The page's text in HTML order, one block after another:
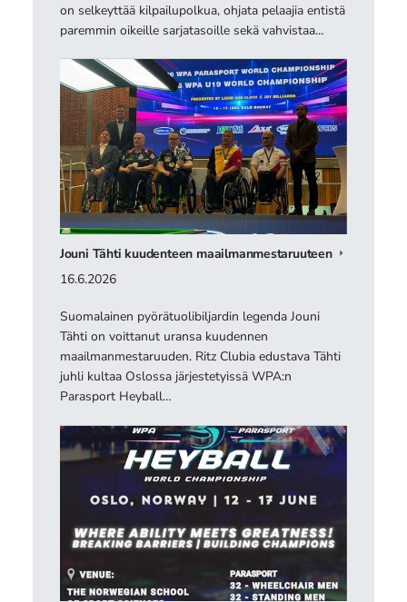
on selkeyttää kilpailupolkua, ohjata pelaajia entistä
paremmin oikeille sarjatasoille sekä vahvistaa…
Jouni Tähti kuudenteen maailmanmestaruuteen
16.6.2026
Suomalainen pyörätuolibiljardin legenda Jouni
Tähti on voittanut uransa kuudennen
maailmanmestaruuden. Ritz Clubia edustava Tähti
juhli kultaa Oslossa järjestetyissä WPA:n
Parasport Heyball…